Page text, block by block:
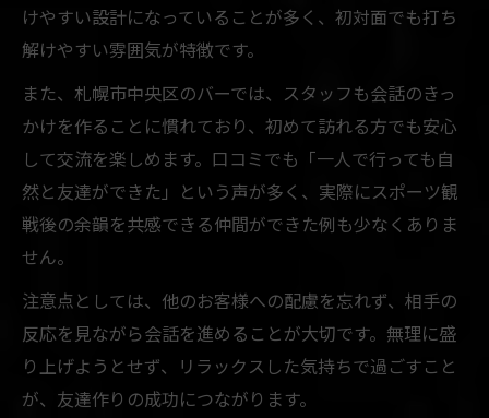
けやすい設計になっていることが多く、初対面でも打ち
解けやすい雰囲気が特徴です。
また、札幌市中央区のバーでは、スタッフも会話のきっ
かけを作ることに慣れており、初めて訪れる方でも安心
して交流を楽しめます。口コミでも「一人で行っても自
然と友達ができた」という声が多く、実際にスポーツ観
戦後の余韻を共感できる仲間ができた例も少なくありま
せん。
注意点としては、他のお客様への配慮を忘れず、相手の
反応を見ながら会話を進めることが大切です。無理に盛
り上げようとせず、リラックスした気持ちで過ごすこと
が、友達作りの成功につながります。